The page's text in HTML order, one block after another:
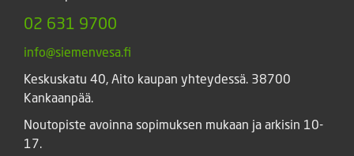
02 631 9700
info@siemenvesa.fi
Keskuskatu 40, Aito kaupan yhteydessä. 38700
Kankaanpää.
Noutopiste avoinna sopimuksen mukaan ja arkisin 10-
17.